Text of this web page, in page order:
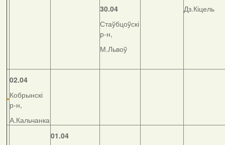
30.04
Стаўбцоўскі
р-н,
М.Львоў
Дз.Кіцель
02.04
Кобрынскі
р-н,
А.Кальчанка
01.04